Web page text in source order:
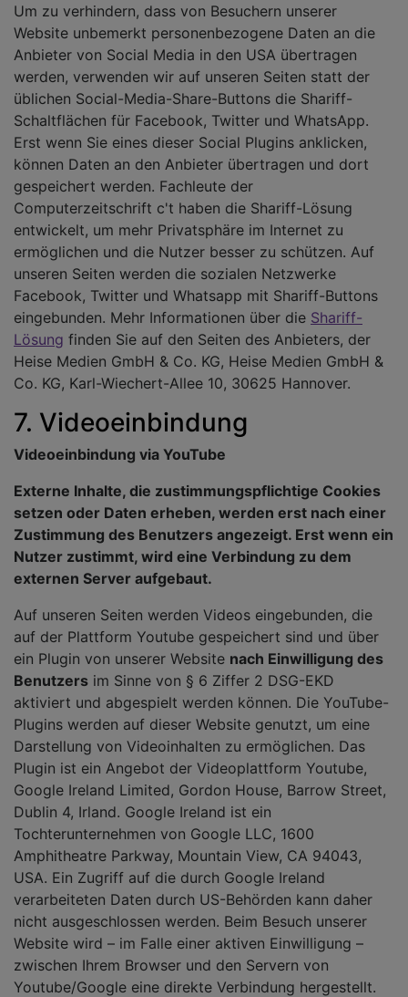
Um zu verhindern, dass von Besuchern unserer
Website unbemerkt personenbezogene Daten an die
Anbieter von Social Media in den USA übertragen
werden, verwenden wir auf unseren Seiten statt der
üblichen Social-Media-Share-Buttons die Shariff-
Schaltflächen für Facebook, Twitter und WhatsApp.
Erst wenn Sie eines dieser Social Plugins anklicken,
können Daten an den Anbieter übertragen und dort
gespeichert werden. Fachleute der
Computerzeitschrift c't haben die Shariff-Lösung
entwickelt, um mehr Privatsphäre im Internet zu
ermöglichen und die Nutzer besser zu schützen. Auf
unseren Seiten werden die sozialen Netzwerke
Facebook, Twitter und Whatsapp mit Shariff-Buttons
eingebunden. Mehr Informationen über die Shariff-
Lösung finden Sie auf den Seiten des Anbieters, der
Heise Medien GmbH & Co. KG, Heise Medien GmbH &
Co. KG, Karl-Wiechert-Allee 10, 30625 Hannover.
7. Videoeinbindung
Videoeinbindung via YouTube
Externe Inhalte, die zustimmungspflichtige Cookies
setzen oder Daten erheben, werden erst nach einer
Zustimmung des Benutzers angezeigt. Erst wenn ein
Nutzer zustimmt, wird eine Verbindung zu dem
externen Server aufgebaut.
Auf unseren Seiten werden Videos eingebunden, die
auf der Plattform Youtube gespeichert sind und über
ein Plugin von unserer Website nach Einwilligung des
Benutzers im Sinne von § 6 Ziffer 2 DSG-EKD
aktiviert und abgespielt werden können. Die YouTube-
Plugins werden auf dieser Website genutzt, um eine
Darstellung von Videoinhalten zu ermöglichen. Das
Plugin ist ein Angebot der Videoplattform Youtube,
Google Ireland Limited, Gordon House, Barrow Street,
Dublin 4, Irland. Google Ireland ist ein
Tochterunternehmen von Google LLC, 1600
Amphitheatre Parkway, Mountain View, CA 94043,
USA. Ein Zugriff auf die durch Google Ireland
verarbeiteten Daten durch US-Behörden kann daher
nicht ausgeschlossen werden. Beim Besuch unserer
Website wird – im Falle einer aktiven Einwilligung –
zwischen Ihrem Browser und den Servern von
Youtube/Google eine direkte Verbindung hergestellt.